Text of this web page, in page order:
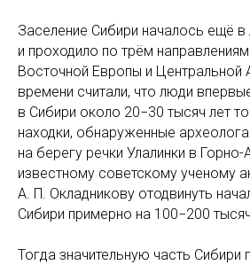
Заселение Сибири началось ещё в
и проходило по трём
Восточной Европы и Центральной
времени считали, что люди
в Сибири около 20−30 тысяч лет
находки, обнаруженные
на берегу речки Улалинки в Горно-
известному советскому ученому
А. П. Окладникову отодвинуть
Сибири примерно на 100−200
Тогда значительную часть Сибири